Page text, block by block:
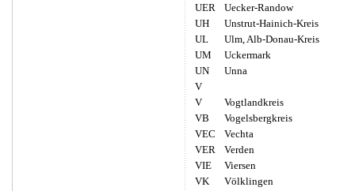
UER
Uecker-Randow
UH
Unstrut-Hainich-Kreis
UL
Ulm, Alb-Donau-Kreis
UM
Uckermark
UN
Unna
V
V
Vogtlandkreis
VB
Vogelsbergkreis
VEC
Vechta
VER
Verden
VIE
Viersen
VK
Völklingen